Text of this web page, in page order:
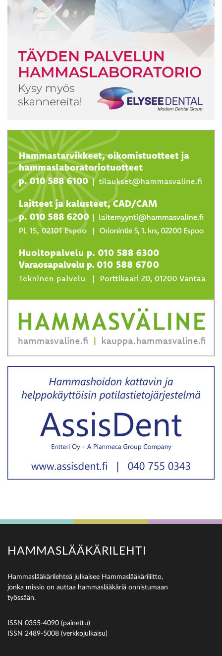
HAMMASLÄÄKÄRILEHTI
Hammaslääkärilehteä julkaisee Hammaslääkäriliitto,
jonka missio on auttaa hammaslääkäriä onnistumaan
työssään.
ISSN 0355-4090 (painettu)
ISSN 2489-5008 (verkkojulkaisu)